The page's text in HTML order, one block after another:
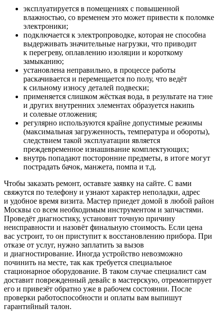
эксплуатируется в помещениях с повышенной
влажностью, со временем это может привести к поломке
электроники;
подключается к электропроводке, которая не способна
выдерживать значительные нагрузки, что приводит
к перегреву, оплавлению изоляции и короткому
замыканию;
установлена неправильно, в процессе работы
раскачивается и перемещается по полу, что ведёт
к сильному износу деталей подвески;
применяется слишком жёсткая вода, в результате на тэне
и других внутренних элементах образуется накипь
и солевые отложения;
регулярно используются крайне допустимые режимы
(максимальная загруженность, температура и обороты),
следствием такой эксплуатации является
преждевременное изнашивание комплектующих;
внутрь попадают посторонние предметы, в итоге могут
пострадать бачок, манжета, помпа и т.д.
Чтобы заказать ремонт, оставьте заявку на сайте. С вами
свяжутся по телефону и узнают характер неполадки, адрес
и удобное время визита. Мастер приедет домой в любой район
Москвы со всем необходимым инструментом и запчастями.
Проведёт диагностику, установит точную причину
неисправности и назовёт финальную стоимость. Если цена
вас устроит, то он приступит к восстановлению прибора. При
отказе от услуг, нужно заплатить за вызов
и диагностирование. Иногда устройство невозможно
починить на месте, так как требуется специальное
стационарное оборудование. В таком случае специалист сам
доставит поврежденный девайс в мастерскую, отремонтирует
его и привезёт обратно уже в рабочем состоянии. После
проверки работоспособности и оплаты вам выпишут
гарантийный талон.